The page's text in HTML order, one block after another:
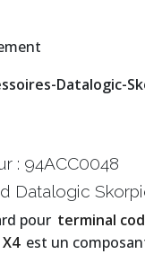
Datalogic-
: 94ACC0048
Datalogic
pour terminal
est un